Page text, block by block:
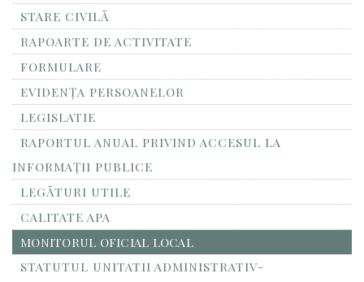
STARE CIVILĂ
RAPOARTE DE ACTIVITATE
FORMULARE
EVIDENȚA PERSOANELOR
LEGISLATIE
RAPORTUL ANUAL PRIVIND ACCESUL LA
INFORMAŢII PUBLICE
LEGĂTURI UTILE
CALITATE APA
MONITORUL OFICIAL LOCAL
STATUTUL UNITATII ADMINISTRATIV-